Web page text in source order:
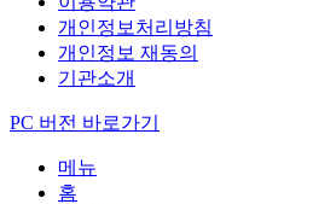
개인정보처리방침
개인정보 재동의
기관소개
PC 버전 바로가기
메뉴
홈